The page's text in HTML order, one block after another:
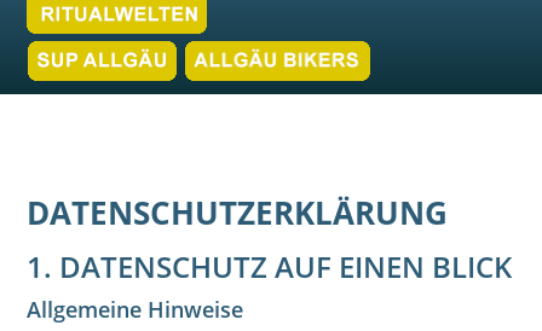
DATENSCHUTZ­ERKLÄRUNG
1. DATENSCHUTZ AUF EINEN BLICK
Allgemeine Hinweise